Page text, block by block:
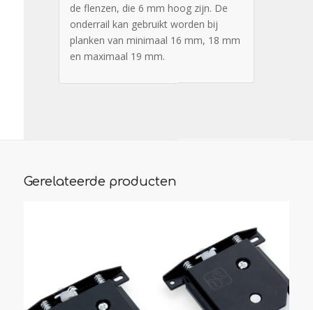
de flenzen, die 6 mm hoog zijn. De
onderrail kan gebruikt worden bij
planken van minimaal 16 mm, 18 mm
en maximaal 19 mm.
Gerelateerde producten